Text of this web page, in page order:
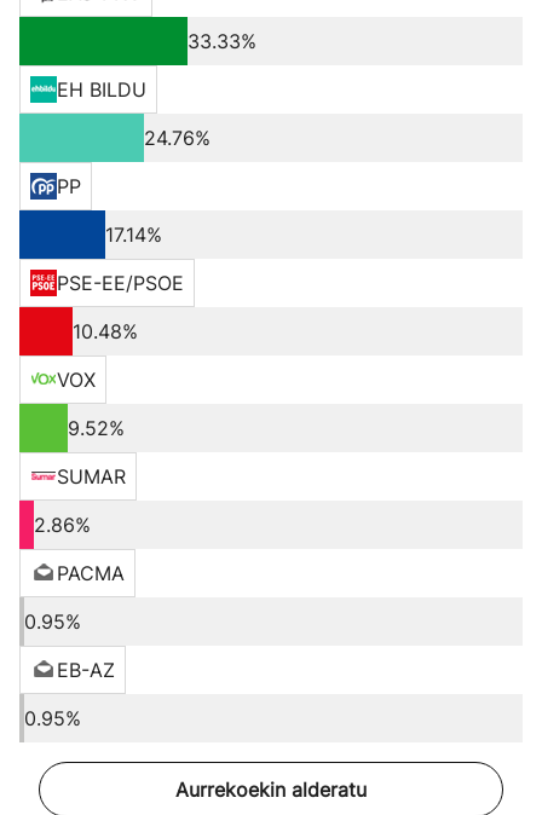
33.33%
EH BILDU
24.76%
PP
17.14%
PSE-EE/PSOE
10.48%
VOX
9.52%
SUMAR
2.86%
PACMA
0.95%
EB-AZ
0.95%
Aurrekoekin alderatu